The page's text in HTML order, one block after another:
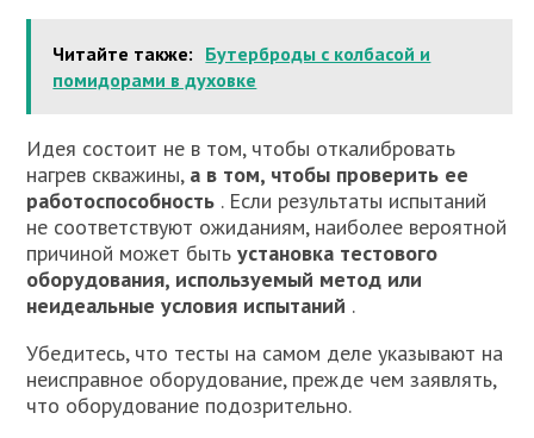
Читайте также: Бутерброды с колбасой и
помидорами в духовке
Идея состоит не в том, чтобы откалибровать
нагрев скважины, а в том, чтобы проверить ее
работоспособность . Если результаты испытаний
не соответствуют ожиданиям, наиболее вероятной
причиной может бытьустановка тестового
оборудования, используемый метод или
неидеальные условия испытаний .
Убедитесь, что тесты на самом деле указывают на
неисправное оборудование, прежде чем заявлять,
что оборудование подозрительно.